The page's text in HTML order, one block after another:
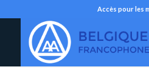
Accès pour les